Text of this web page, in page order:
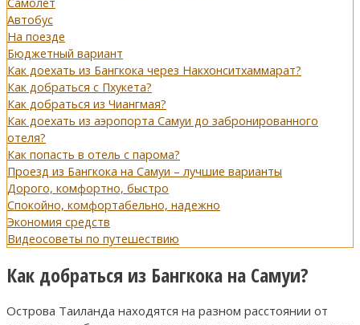
Автобус
На поезде
Бюджетный вариант
Как доехать из Бангкока через Накхонситхаммарат?
Как добраться с Пхукета?
Как добраться из Чиангмая?
Как доехать из аэропорта Самуи до забронированного
отеля?
Как попасть в отель с парома?
Проезд из Бангкока на Самуи – лучшие варианты
Дорого, комфортно, быстро
Спокойно, комфортабельно, надежно
Экономия средств
Видеосоветы по путешествию
Как добраться из Бангкока на Самуи?
Острова Таиланда находятся на разном расстоянии от